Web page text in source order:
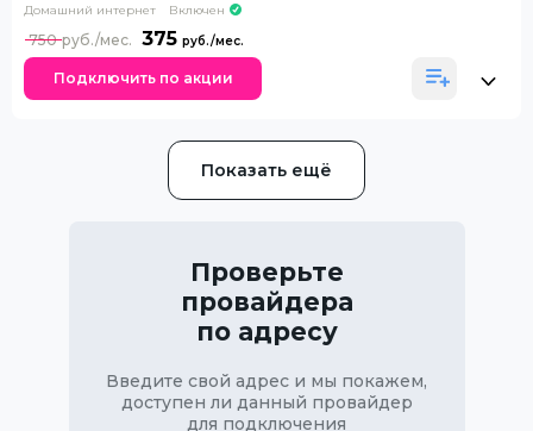
Домашний интернет
Включен
375
750
Подключить по акции
Показать ещё
Проверьте
провайдера
по адресу
Введите свой адрес и мы покажем,
доступен ли данный провайдер
для подключения